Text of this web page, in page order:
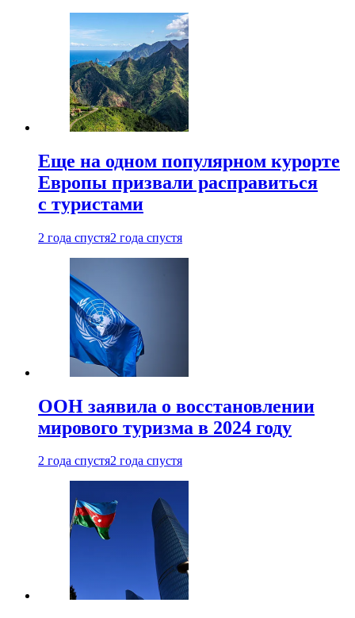
Еще на одном популярном курорте
Европы призвали расправиться
с туристами
2 года спустя2 года спустя
ООН заявила о восстановлении
мирового туризма в 2024 году
2 года спустя2 года спустя